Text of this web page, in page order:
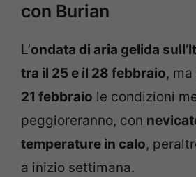
con Burian
L’ondata di aria gelida
tra il 25 e il 28 febbraio, ma
21 febbraio le condizioni
peggioreranno, con
temperature in calo,
a inizio settimana.